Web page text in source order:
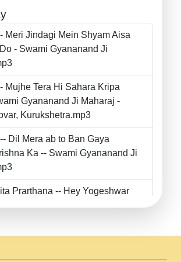
Meri Jindagi Mein Shyam Aisa
- Swami Gyananand Ji
Mujhe Tera Hi Sahara Kripa
Gyananand Ji Maharaj -
Kurukshetra.mp3
Dil Mera ab to Ban Gaya
Ka -- Swami Gyananand Ji
Prarthana -- Hey Yogeshwar
Ji Maharaj.mp3